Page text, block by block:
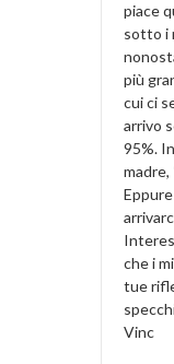
piace
sotto i
più
cui ci
arrivo
95%.
madre,
che i
tue
Vinc